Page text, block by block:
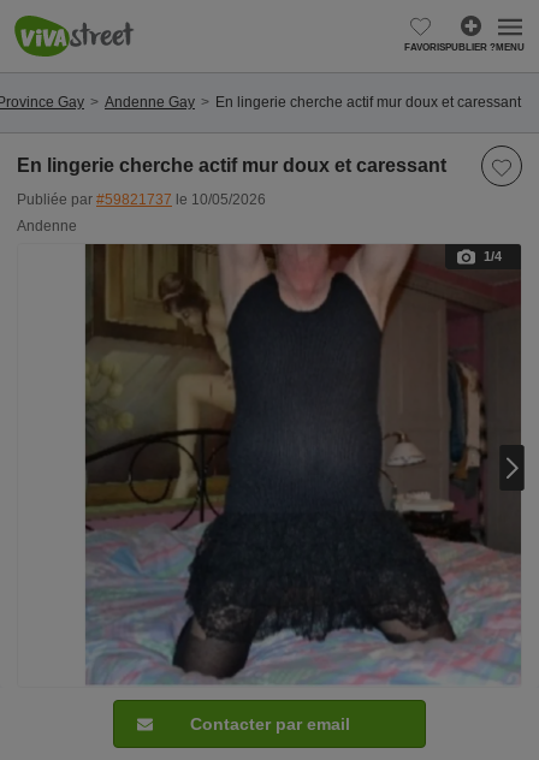
FAVORISPUBLIER ?MENU
Gay Andenne Gay En lingerie cherche actif mur doux et caressant
En lingerie cherche actif mur doux et caressant
Publiée par #59821737 le 10/05/2026
Andenne
1/4
Contacter par email